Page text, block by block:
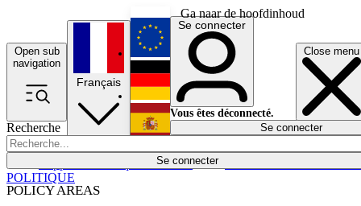
Ga naar de hoofdinhoud
Open sub
navigation
Close menu
Recherche
Se connecter
POLICY AREAS
Économie
Français
English
Deutsch
Español
Se connecter
Vous êtes déconnecté.
Se connecter
POLITIQUE